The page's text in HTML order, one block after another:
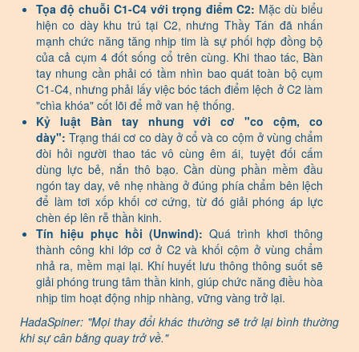
Tọa độ chuỗi C1-C4 với trọng điểm C2: Mặc dù biểu
hiện co dày khu trú tại C2, nhưng Thầy Tán đã nhấn
mạnh chức năng tăng nhịp tim là sự phối hợp đồng bộ
của cả cụm 4 đốt sống cổ trên cùng. Khi thao tác, Bàn
tay nhung cần phải có tầm nhìn bao quát toàn bộ cụm
C1-C4, nhưng phải lấy việc bóc tách điểm lệch ở C2 làm
"chìa khóa" cốt lõi để mở van hệ thống.
Kỷ luật Bàn tay nhung với cơ "co cộm, co
dày": Trạng thái cơ co dày ở cổ và co cộm ở vùng chẩm
đòi hỏi người thao tác vô cùng êm ái, tuyệt đối cấm
dùng lực bẻ, nắn thô bạo. Cần dùng phần mềm đầu
ngón tay day, vê nhẹ nhàng ở đúng phía chẩm bên lệch
để làm tơi xốp khối cơ cứng, từ đó giải phóng áp lực
chèn ép lên rễ thần kinh.
Tín hiệu phục hồi (Unwind): Quá trình khơi thông
thành công khi lớp cơ ở C2 và khối cộm ở vùng chẩm
nhả ra, mềm mại lại. Khí huyết lưu thông thông suốt sẽ
giải phóng trung tâm thần kinh, giúp chức năng điều hòa
nhịp tim hoạt động nhịp nhàng, vững vàng trở lại.
HadaSpiner: "Mọi thay đổi khác thường sẽ trở lại bình thường
khi sự cân bằng quay trở về."